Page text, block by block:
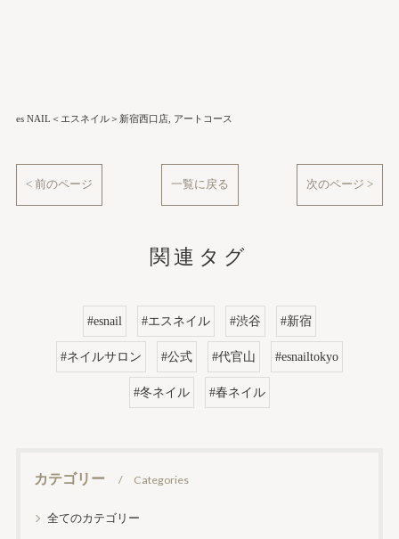
es NAIL＜エスネイル＞新宿西口店 アートコース
< 前のページ 一覧に戻る 次のページ >
関連タグ
#esnail #エスネイル #渋谷 #新宿
#ネイルサロン #公式 #代官山 #esnailtokyo
#冬ネイル #春ネイル
カテゴリー Categories
全てのカテゴリー